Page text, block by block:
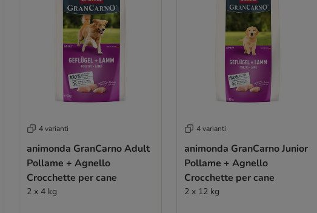
4 varianti
animonda GranCarno Adult
Pollame + Agnello
Crocchette per cane
2 x 4 kg
4 varianti
animonda GranCarno Junior
Pollame + Agnello
Crocchette per cane
2 x 12 kg